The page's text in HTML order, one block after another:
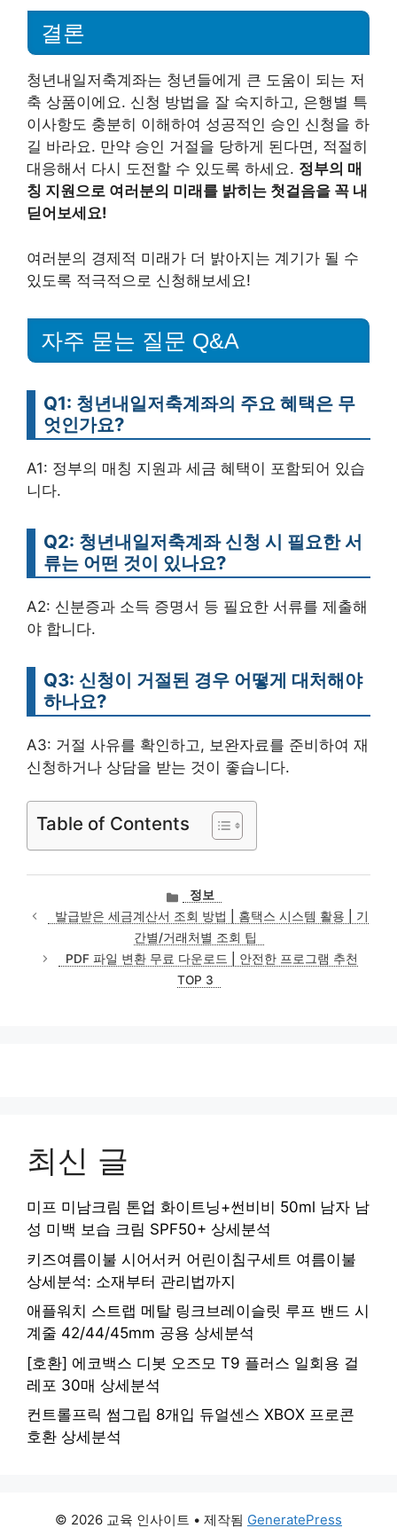
결론
청년내일저축계좌는 청년들에게 큰 도움이 되는 저
축 상품이에요. 신청 방법을 잘 숙지하고, 은행별 특
이사항도 충분히 이해하여 성공적인 승인 신청을 하
길 바라요. 만약 승인 거절을 당하게 된다면, 적절히
대응해서 다시 도전할 수 있도록 하세요. 정부의 매
칭 지원으로 여러분의 미래를 밝히는 첫걸음을 꼭 내
딛어보세요!
여러분의 경제적 미래가 더 밝아지는 계기가 될 수
있도록 적극적으로 신청해보세요!
자주 묻는 질문 Q&A
Q1: 청년내일저축계좌의 주요 혜택은 무
엇인가요?
A1: 정부의 매칭 지원과 세금 혜택이 포함되어 있습
니다.
Q2: 청년내일저축계좌 신청 시 필요한 서
류는 어떤 것이 있나요?
A2: 신분증과 소득 증명서 등 필요한 서류를 제출해
야 합니다.
Q3: 신청이 거절된 경우 어떻게 대처해야
하나요?
A3: 거절 사유를 확인하고, 보완자료를 준비하여 재
신청하거나 상담을 받는 것이 좋습니다.
Table of Contents
카
테
고
리
정보
발급받은 세금계산서 조회 방법 | 홈택스 시스템 활용 | 기
간별/거래처별 조회 팁
PDF 파일 변환 무료 다운로드 | 안전한 프로그램 추천
TOP 3
최신 글
미프 미남크림 톤업 화이트닝+썬비비 50ml 남자 남
성 미백 보습 크림 SPF50+ 상세분석
키즈여름이불 시어서커 어린이침구세트 여름이불
상세분석: 소재부터 관리법까지
애플워치 스트랩 메탈 링크브레이슬릿 루프 밴드 시
계줄 42/44/45mm 공용 상세분석
[호환] 에코백스 디봇 오즈모 T9 플러스 일회용 걸
레포 30매 상세분석
컨트롤프릭 썸그립 8개입 듀얼센스 XBOX 프로콘
호환 상세분석
© 2026 교육 인사이트 • 제작됨 GeneratePress